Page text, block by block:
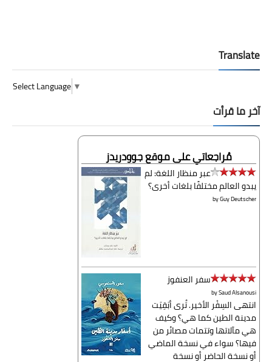
Select Language
ما قرأت
مُراجعاتي على موقع جوودريدز
عبر منظار اللغة: لم
العالم مختلفًا بلغات أخرى؟
byGuy
سفر العنفوز
bySaud
السِفْر الأخير. تُرى أبَقِيَت
الطين كما هي؟ وكيف
مآلاتها وتتمات مصائر من
سواء في نسخة الماضي
نسخة الحاضر أو نسخة